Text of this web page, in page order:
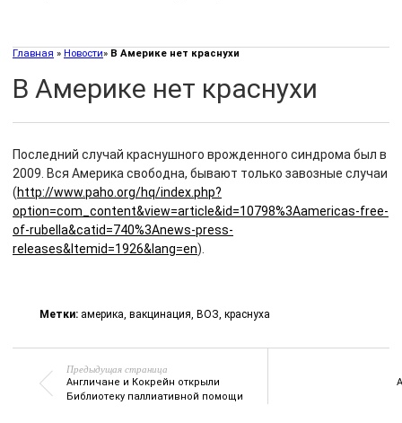
Главная » Новости» В Америке нет краснухи
В Америке нет краснухи
Последний случай краснушного врожденного синдрома был в
2009. Вся Америка свободна, бывают только завозные случаи
(http://www.paho.org/hq/index.php?
option=com_content&view=article&id=10798%3Aamericas-free-
of-rubella&catid=740%3Anews-press-
releases&Itemid=1926&lang=en).
Метки: америка, вакцинация, ВОЗ, краснуха
Предыдущая страница
Англичане и Кокрейн открыли
Библиотеку паллиативной помощи